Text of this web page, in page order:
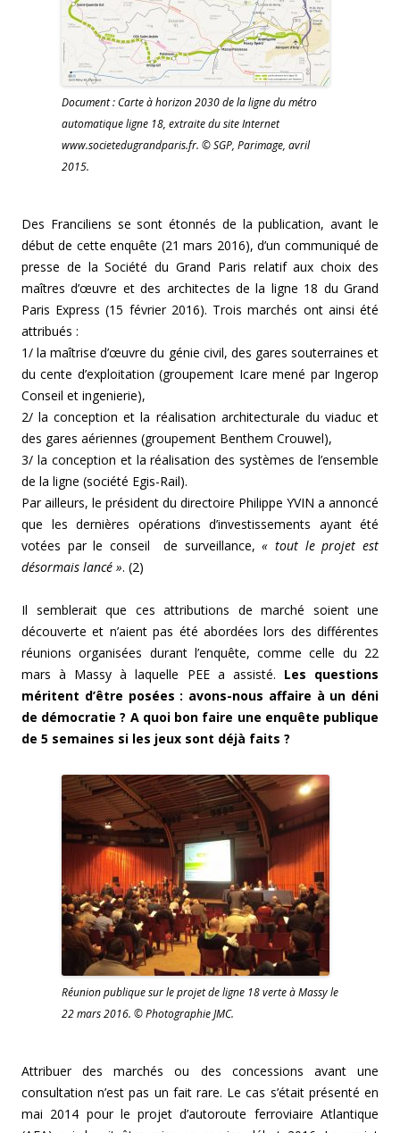
Document : Carte à horizon 2030 de la ligne du métro
automatique ligne 18, extraite du site Internet
www.societedugrandparis.fr. © SGP, Parimage, avril
2015.
Des Franciliens se sont étonnés de la publication, avant le
début de cette enquête (21 mars 2016), d’un communiqué de
presse de la Société du Grand Paris relatif aux choix des
maîtres d’œuvre et des architectes de la ligne 18 du Grand
Paris Express (15 février 2016). Trois marchés ont ainsi été
attribués :
1/ la maîtrise d’œuvre du génie civil, des gares souterraines et
du cente d’exploitation (groupement Icare mené par Ingerop
Conseil et ingenierie),
2/ la conception et la réalisation architecturale du viaduc et
des gares aériennes (groupement Benthem Crouwel),
3/ la conception et la réalisation des systèmes de l’ensemble
de la ligne (société Egis-Rail).
Par ailleurs, le président du directoire Philippe YVIN a annoncé
que les dernières opérations d’investissements ayant été
votées par le conseil de surveillance,« tout le projet est
désormais lancé ». (2)
Il semblerait que ces attributions de marché soient une
découverte et n’aient pas été abordées lors des différentes
réunions organisées durant l’enquête, comme celle du 22
mars à Massy à laquelle PEE a assisté. Les questions
méritent d’être posées : avons-nous affaire à un déni
de démocratie ? A quoi bon faire une enquête publique
de 5 semaines si les jeux sont déjà faits ?
Réunion publique sur le projet de ligne 18 verte à Massy le
22 mars 2016. © Photographie JMC.
Attribuer des marchés ou des concessions avant une
consultation n’est pas un fait rare. Le cas s’était présenté en
mai 2014 pour le projet d’autoroute ferroviaire Atlantique